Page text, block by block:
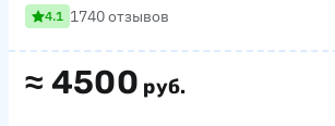
≈ 4500 руб.
4.1 1740 отзывов